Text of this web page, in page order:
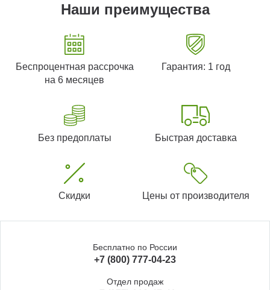
Наши преимущества
Беспроцентная рассрочка
на 6 месяцев
Гарантия: 1 год
Без предоплаты Быстрая доставка
Скидки Цены от производителя
Бесплатно по России
+7 (800) 777-04-23
Отдел продаж